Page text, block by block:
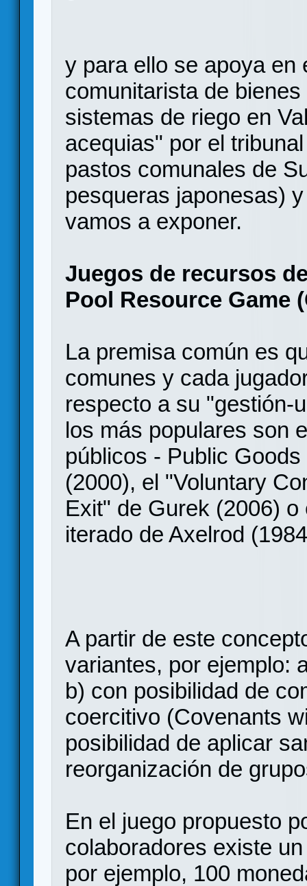
y para ello se apoya en
comunitarista de
sistemas de riego en
acequias" por el
pastos comunales de
pesqueras japonesas)
vamos a exponer.
Juegos de recursos
Pool Resource Game
La premisa común es
comunes y cada
respecto a su "gestión-
los más populares son
públicos - Public
(2000), el "Voluntary
Exit" de Gurek (2006)
iterado de Axelrod
A partir de este
variantes, por ejemplo:
b) con posibilidad de
coercitivo (Covenants
posibilidad de aplicar
reorganización de
En el juego propuesto
colaboradores existe
por ejemplo, 100